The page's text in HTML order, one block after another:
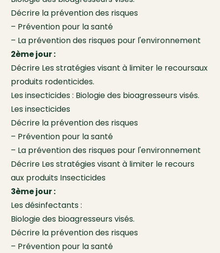
Décrire la prévention des risques
– Prévention pour la santé
– La prévention des risques pour l'environnement
2ème jour :
Décrire Les stratégies visant à limiter le recoursaux
produits rodenticides.
Les insecticides : Biologie des bioagresseurs visés.
Les insecticides
Décrire la prévention des risques
– Prévention pour la santé
– La prévention des risques pour l'environnement
Décrire Les stratégies visant à limiter le recours
aux produits Insecticides
3ème jour :
Les désinfectants :
Biologie des bioagresseurs visés.
Décrire la prévention des risques
– Prévention pour la santé